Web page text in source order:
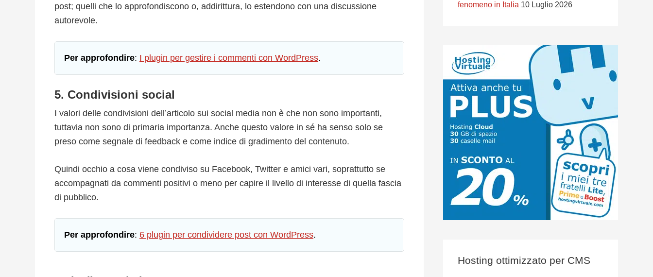
post; quelli che lo approfondiscono o, addirittura, lo estendono con una discussione
autorevole.
Per approfondire: I plugin per gestire i commenti con WordPress.
5. Condivisioni social
I valori delle condivisioni dell’articolo sui social media non è che non sono importanti,
tuttavia non sono di primaria importanza. Anche questo valore in sé ha senso solo se
preso come segnale di feedback e come indice di gradimento del contenuto.
Quindi occhio a cosa viene condiviso su Facebook, Twitter e amici vari, soprattutto se
accompagnati da commenti positivi o meno per capire il livello di interesse di quella fascia
di pubblico.
Per approfondire: 6 plugin per condividere post con WordPress.
fenomeno in Italia 10 Luglio 2026
Hosting ottimizzato per CMS